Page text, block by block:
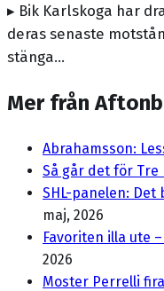
▸ Bik Karlskoga har
deras senaste
stänga…
Mer från
Abrahamsson:
Så går det för Tre
SHL-panelen:
maj, 2026
Favoriten illa ute
2026
Moster Perrelli